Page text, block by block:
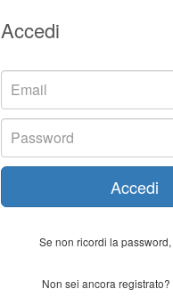
Accedi
Accedi
Se non ricordi la password,
Non sei ancora registrato?